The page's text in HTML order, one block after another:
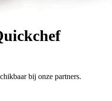
bij onze partners.